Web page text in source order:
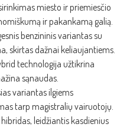
miesto ir priemiesčio
ir pakankamą galią.
benzininis variantas su
skirtas dažnai keliaujantiems.
technologija užtikrina
sąnaudas.
variantas ilgiems
tarp magistralių vairuotojų.
leidžiantis kasdienius